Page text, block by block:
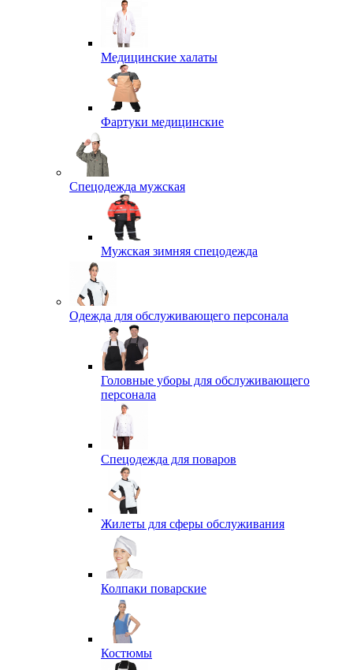
Медицинские халаты
Фартуки медицинские
Спецодежда мужская
Мужская зимняя спецодежда
Одежда для обслуживающего персонала
Головные уборы для обслуживающего
персонала
Спецодежда для поваров
Жилеты для сферы обслуживания
Колпаки поварские
Костюмы